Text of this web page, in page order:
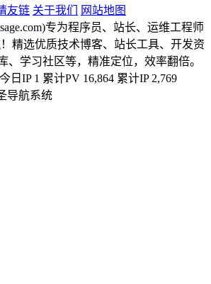
友链 关于我们
网站地图
专为程序员、站长、运维工程师
精选优质技术博客、站长工具、开发资
、学习社区等，精准定位，效率翻倍。
今日IP 1 累计PV 16,864 累计IP 2,769
导航系统